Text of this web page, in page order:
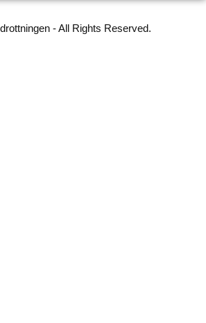
- All Rights Reserved.